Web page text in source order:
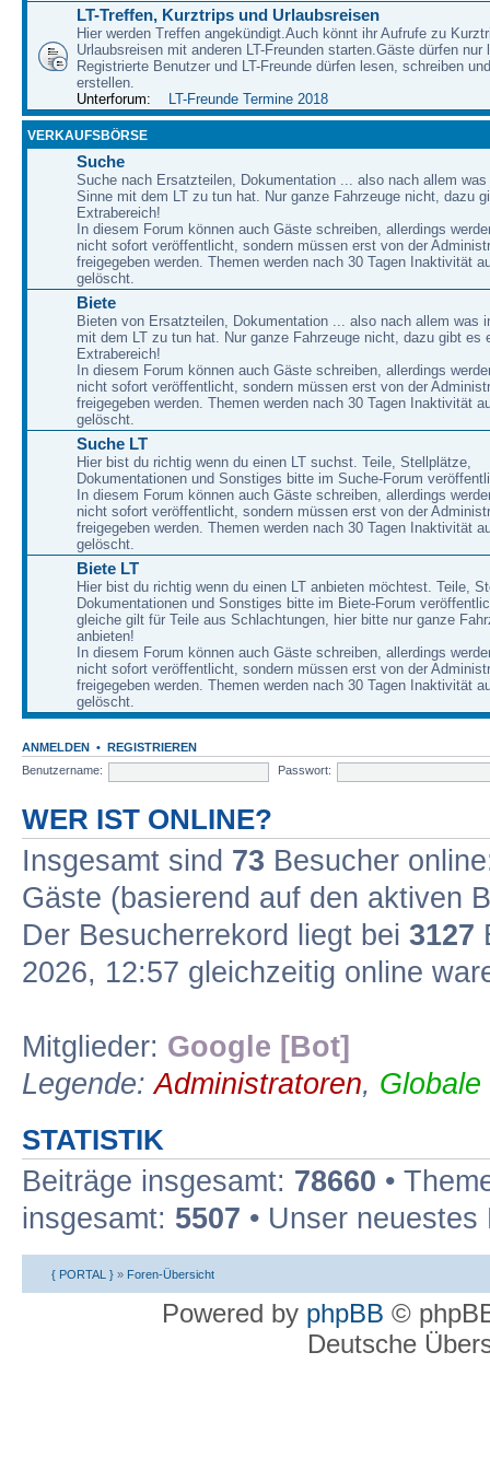
LT-Treffen, Kurztrips und Urlaubsreisen
Hier werden Treffen angekündigt.Auch könnt ihr Aufrufe zu
Urlaubsreisen mit anderen LT-Freunden starten.Gäste dürfen nur
Registrierte Benutzer und LT-Freunde dürfen lesen, schreiben
erstellen.
Unterforum:
LT-Freunde Termine 2018
VERKAUFSBÖRSE
Suche
Suche nach Ersatzteilen, Dokumentation ... also nach allem
Sinne mit dem LT zu tun hat. Nur ganze Fahrzeuge nicht, dazu
Extrabereich!
In diesem Forum können auch Gäste schreiben, allerdings
nicht sofort veröffentlicht, sondern müssen erst von der
freigegeben werden. Themen werden nach 30 Tagen Inaktivität
gelöscht.
Biete
Bieten von Ersatzteilen, Dokumentation ... also nach allem was
mit dem LT zu tun hat. Nur ganze Fahrzeuge nicht, dazu gibt es
Extrabereich!
In diesem Forum können auch Gäste schreiben, allerdings
nicht sofort veröffentlicht, sondern müssen erst von der
freigegeben werden. Themen werden nach 30 Tagen Inaktivität
gelöscht.
Suche LT
Hier bist du richtig wenn du einen LT suchst. Teile, Stellplätze,
Dokumentationen und Sonstiges bitte im Suche-Forum
In diesem Forum können auch Gäste schreiben, allerdings
nicht sofort veröffentlicht, sondern müssen erst von der
freigegeben werden. Themen werden nach 30 Tagen Inaktivität
gelöscht.
Biete LT
Hier bist du richtig wenn du einen LT anbieten möchtest. Teile,
Dokumentationen und Sonstiges bitte im Biete-Forum
gleiche gilt für Teile aus Schlachtungen, hier bitte nur ganze
anbieten!
In diesem Forum können auch Gäste schreiben, allerdings
nicht sofort veröffentlicht, sondern müssen erst von der
freigegeben werden. Themen werden nach 30 Tagen Inaktivität
gelöscht.
ANMELDEN • REGISTRIEREN
Benutzername:
Passwort:
WER IST ONLINE?
Insgesamt sind 73 Besucher
Gäste (basierend auf den aktiven
Der Besucherrekord liegt bei 3127
2026, 12:57 gleichzeitig online
Mitglieder: Google [Bot]
Legende:Administratoren,
STATISTIK
Beiträge insgesamt: 78660 •
insgesamt: 5507 • Unser
{ PORTAL } » Foren-Übersicht
Powered by phpBB ©
Deutsche